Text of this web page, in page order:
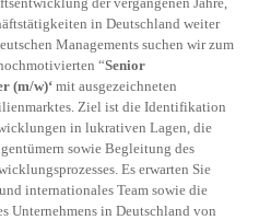
in Deutschland weiter
Managements suchen wir zum
“Senior
(m/w)‘ mit ausgezeichneten
Ziel ist die Identifikation
in lukrativen Lagen, die
sowie Begleitung des
Es erwarten Sie
internationales Team sowie die
Unternehmens in Deutschland von